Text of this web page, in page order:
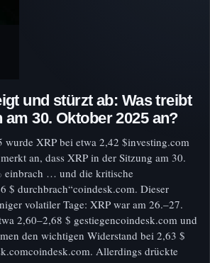
und stürzt ab: Was treibt
am 30. Oktober 2025 an?
XRP bei etwa 2,42 $investing.com
an, dass XRP in der Sitzung am 30.
einbrach … und die kritische
$ durchbrach“coindesk.com. Dieser
volatiler Tage: XRP war am 26.–27.
2,60–2,68 $ gestiegencoindesk.com und
den wichtigen Widerstand bei 2,63 $
Allerdings drückte